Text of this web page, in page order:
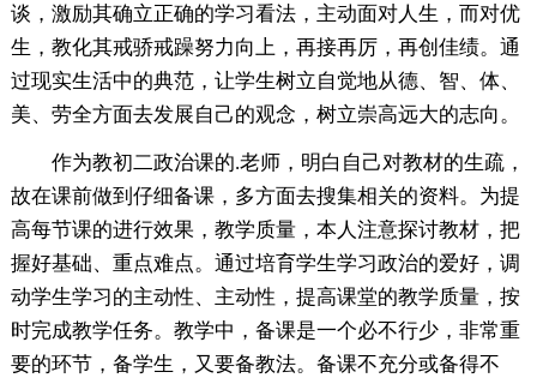
谈，激励其确立正确的学习看法，主动面对人生，而对优
生，教化其戒骄戒躁努力向上，再接再厉，再创佳绩。通
过现实生活中的典范，让学生树立自觉地从德、智、体、
美、劳全方面去发展自己的观念，树立崇高远大的志向。
作为教初二政治课的.老师，明白自己对教材的生疏，
故在课前做到仔细备课，多方面去搜集相关的资料。为提
高每节课的进行效果，教学质量，本人注意探讨教材，把
握好基础、重点难点。通过培育学生学习政治的爱好，调
动学生学习的主动性、主动性，提高课堂的教学质量，按
时完成教学任务。教学中，备课是一个必不行少，非常重
要的环节，备学生，又要备教法。备课不充分或备得不